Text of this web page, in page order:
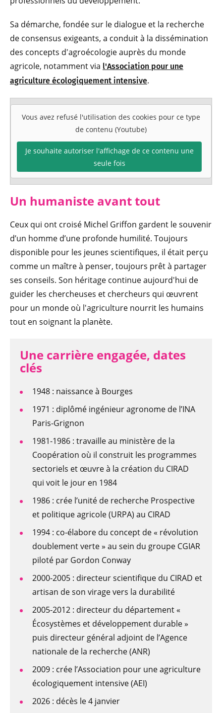
Sa démarche, fondée sur le dialogue et la recherche
de consensus exigeants, a conduit à la dissémination
des concepts d'agroécologie auprès du monde
agricole, notamment via l'Association pour une
agriculture écologiquement intensive.
Vous avez refusé l'utilisation des cookies pour ce type
de contenu (Youtube)
Je souhaite autoriser l'affichage de ce contenu une
seule fois
Un humaniste avant tout
Ceux qui ont croisé Michel Griffon gardent le souvenir
d’un homme d’une profonde humilité. Toujours
disponible pour les jeunes scientifiques, il était perçu
comme un maître à penser, toujours prêt à partager
ses conseils. Son héritage continue aujourd'hui de
guider les chercheuses et chercheurs qui œuvrent
pour un monde où l'agriculture nourrit les humains
tout en soignant la planète.
Une carrière engagée, dates
clés
1948 : naissance à Bourges
1971 : diplômé ingénieur agronome de l’INA
Paris-Grignon
1981-1986 : travaille au ministère de la
Coopération où il construit les programmes
sectoriels et œuvre à la création du CIRAD
qui voit le jour en 1984
1986 : crée l’unité de recherche Prospective
et politique agricole (URPA) au CIRAD
1994 : co-élabore du concept de « révolution
doublement verte » au sein du groupe CGIAR
piloté par Gordon Conway
2000-2005 : directeur scientifique du CIRAD et
artisan de son virage vers la durabilité
2005-2012 : directeur du département «
Écosystèmes et développement durable »
puis directeur général adjoint de l’Agence
nationale de la recherche (ANR)
2009 : crée l’Association pour une agriculture
écologiquement intensive (AEI)
2026 : décès le 4 janvier